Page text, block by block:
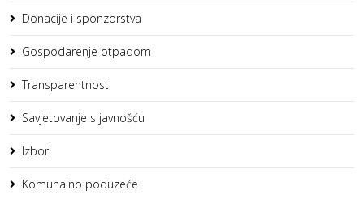
Donacije i sponzorstva
Gospodarenje otpadom
Transparentnost
Savjetovanje s javnošću
Izbori
Komunalno poduzeće